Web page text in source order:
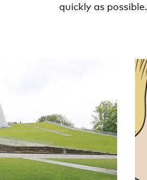
quickly as possible.